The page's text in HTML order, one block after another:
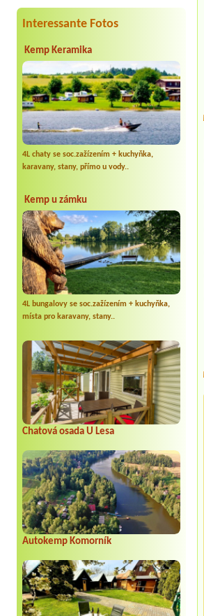
Interessante Fotos
Kemp Keramika
4L chaty se soc.zažízením + kuchyňka,
karavany, stany, přímo u vody..
Kemp u zámku
4L bungalovy se soc.zažízením + kuchyňka,
místa pro karavany, stany..
Chatová osada U Lesa
Autokemp Komorník